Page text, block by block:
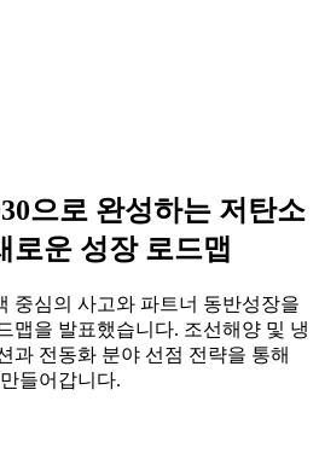
으로 완성하는 저탄소
로운 성장 로드맵
중심의 사고와 파트너 동반성장을
맵을 발표했습니다. 조선해양 및 냉
과 전동화 분야 선점 전략을 통해
들어갑니다.